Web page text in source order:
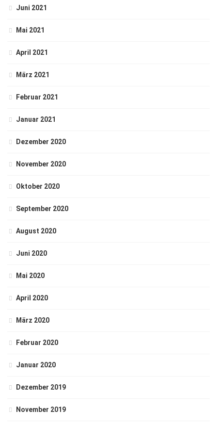
Juni 2021
Mai 2021
April 2021
März 2021
Februar 2021
Januar 2021
Dezember 2020
November 2020
Oktober 2020
September 2020
August 2020
Juni 2020
Mai 2020
April 2020
März 2020
Februar 2020
Januar 2020
Dezember 2019
November 2019